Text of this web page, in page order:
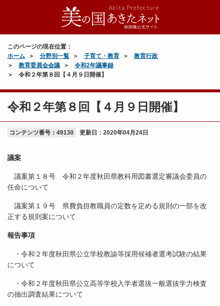
このページの現在位置：
ホーム
分野別一覧 子育て・教育
教育行政
教育委員会会議
令和2年議事録
令和２年第８回【４月９日開催】
令和２年第８回【４月９日開催】
コンテンツ番号：49130 更新日： 2020年04月24日
議案
議案第１８号 令和２年度秋田県教科用図書選定審議会委員の
任命について
議案第１９号 県費負担教職員の定数を定める規則の一部を改
正する規則案について
報告事項
・令和２年度秋田県公立学校教諭等採用候補者選考試験の結果
について
・令和２年度秋田県公立高等学校入学者選抜一般選抜学力検査
の抽出調査結果について